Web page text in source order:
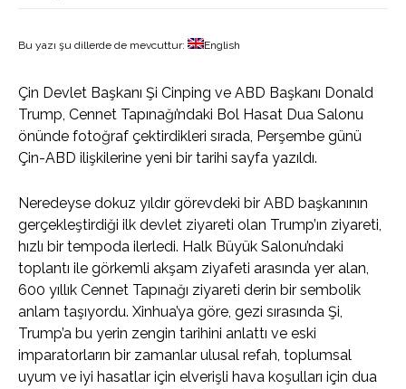
Bu yazı şu dillerde de mevcuttur: English
Çin Devlet Başkanı Şi Cinping ve ABD Başkanı Donald
Trump, Cennet Tapınağı’ndaki Bol Hasat Dua Salonu
önünde fotoğraf çektirdikleri sırada, Perşembe günü
Çin-ABD ilişkilerine yeni bir tarihi sayfa yazıldı.
Neredeyse dokuz yıldır görevdeki bir ABD başkanının
gerçekleştirdiği ilk devlet ziyareti olan Trump’ın ziyareti,
hızlı bir tempoda ilerledi. Halk Büyük Salonu’ndaki
toplantı ile görkemli akşam ziyafeti arasında yer alan,
600 yıllık Cennet Tapınağı ziyareti derin bir sembolik
anlam taşıyordu. Xinhua’ya göre, gezi sırasında Şi,
Trump’a bu yerin zengin tarihini anlattı ve eski
imparatorların bir zamanlar ulusal refah, toplumsal
uyum ve iyi hasatlar için elverişli hava koşulları için dua